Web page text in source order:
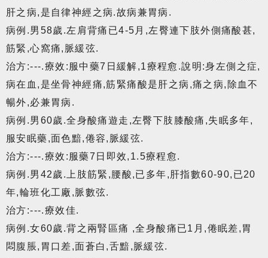
肝之病,是自律神經之病.故病兼胃病.
病例.男58歲.左肩背痛已4-5月,左臀連下肢外側痛酸甚,
筋緊,心窩痛,脈緩弦.
治方:---.療效:服中藥7日緩解,1療程愈.說明:身左側之症,
病在血,是坐骨神經痛,筋緊痛酸是肝之病,痛之病,除血不
暢外,必兼胃病.
病例.男60歲.全身酸痛遊走,左臀下肢膝酸痛,失眠多年,
服安眠藥,面色黯,倦容,脈緩弦.
治方:---.療效:服藥7日即效,1.5療程愈.
病例.男42歲.上肢筋緊,腰酸,已多年,肝指數60-90,已20
年,輪班化工廠,脈數弦.
治方:---.療效佳.
病例.女60歲.背之兩腎區痛 ,全身酸痛已1月,倦眠差,胃
悶腹脹,胃口差,面蒼白,舌黯,脈緩弦.